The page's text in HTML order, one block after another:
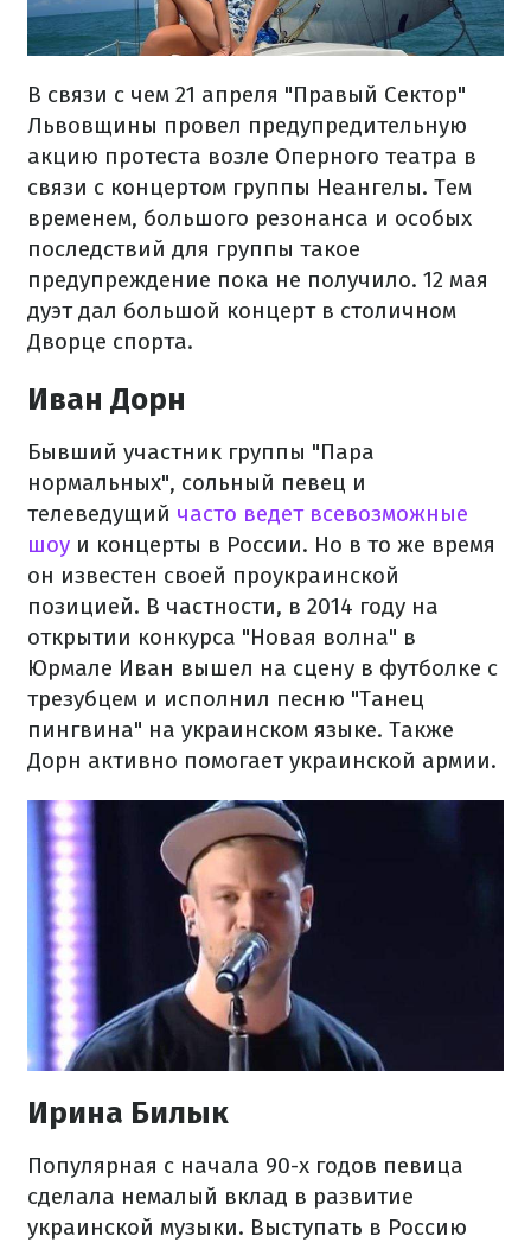
В связи с чем 21 апреля "Правый Сектор"
Львовщины провел предупредительную
акцию протеста возле Оперного театра в
связи с концертом группы Неангелы. Тем
временем, большого резонанса и особых
последствий для группы такое
предупреждение пока не получило. 12 мая
дуэт дал большой концерт в столичном
Дворце спорта.
Иван Дорн
Бывший участник группы "Пара
нормальных", сольный певец и
телеведущий часто ведет всевозможные
шоу и концерты в России. Но в то же время
он известен своей проукраинской
позицией. В частности, в 2014 году на
открытии конкурса "Новая волна" в
Юрмале Иван вышел на сцену в футболке с
трезубцем и исполнил песню "Танец
пингвина" на украинском языке. Также
Дорн активно помогает украинской армии.
Ирина Билык
Популярная с начала 90-х годов певица
сделала немалый вклад в развитие
украинской музыки. Выступать в Россию